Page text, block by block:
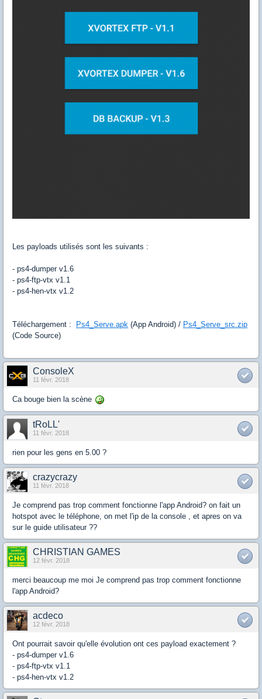
Les payloads utilisés sont les suivants :
- ps4-dumper v1.6
- ps4-ftp-vtx v1.1
- ps4-hen-vtx v1.2
Téléchargement : Ps4_Serve.apk (App Android) / Ps4_Serve_src.zip
(Code Source)
ConsoleX
11 févr. 2018
Ca bouge bien la scène
tRoLL'
11 févr. 2018
rien pour les gens en 5.00 ?
crazycrazy
11 févr. 2018
Je comprend pas trop comment fonctionne l'app Android? on fait un
hotspot avec le téléphone, on met l'ip de la console , et apres on va
sur le guide utilisateur ??
CHRISTIAN GAMES
12 févr. 2018
merci beaucoup me moi Je comprend pas trop comment fonctionne
l'app Android?
acdeco
12 févr. 2018
Ont pourrait savoir qu'elle évolution ont ces payload exactement ?
- ps4-dumper v1.6
- ps4-ftp-vtx v1.1
- ps4-hen-vtx v1.2